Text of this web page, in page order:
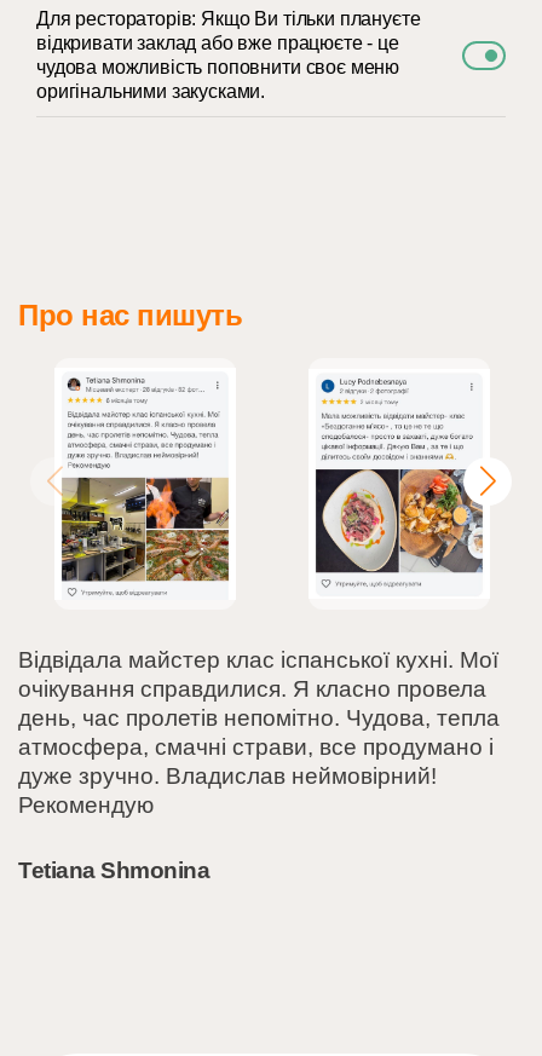
Для рестораторів: Якщо Ви тільки плануєте
відкривати заклад або вже працюєте - це
чудова можливість поповнити своє меню
оригінальними закусками.
Про нас пишуть
Відвідала майстер клас іспанської кухні. Мої
очікування справдилися. Я класно провела
день, час пролетів непомітно. Чудова, тепла
атмосфера, смачні страви, все продумано і
дуже зручно. Владислав неймовірний!
Рекомендую
Tetiana Shmonina